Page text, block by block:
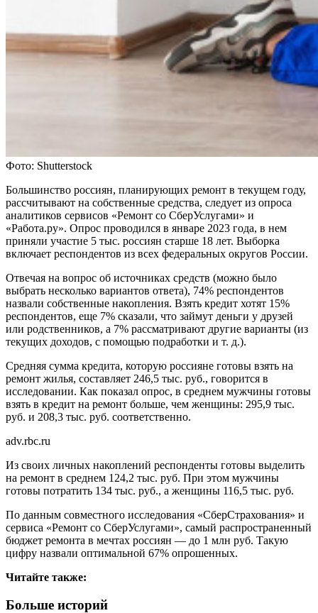
Фото: Shutterstock
Большинство россиян, планирующих ремонт в текущем году,
рассчитывают на собственные средства, следует из опроса
аналитиков сервисов «Ремонт со СберУслугами» и
«Работа.ру». Опрос проводился в январе 2023 года, в нем
приняли участие 5 тыс. россиян старше 18 лет. Выборка
включает респондентов из всех федеральных округов России.
Отвечая на вопрос об источниках средств (можно было
выбрать несколько вариантов ответа), 74% респондентов
назвали собственные накопления. Взять кредит хотят 15%
респондентов, еще 7% сказали, что займут деньги у друзей
или родственников, а 7% рассматривают другие варианты (из
текущих доходов, с помощью подработки и т. д.).
Средняя сумма кредита, которую россияне готовы взять на
ремонт жилья, составляет 246,5 тыс. руб., говорится в
исследовании. Как показал опрос, в среднем мужчины готовы
взять в кредит на ремонт больше, чем женщины: 295,9 тыс.
руб. и 208,3 тыс. руб. соответственно.
adv.rbc.ru
Из своих личных накоплений респонденты готовы выделить
на ремонт в среднем 124,2 тыс. руб. При этом мужчины
готовы потратить 134 тыс. руб., а женщины 116,5 тыс. руб.
По данным совместного исследования «СберСтрахования» и
сервиса «Ремонт со СберУслугами», самый распространенный
бюджет ремонта в мечтах россиян — до 1 млн руб. Такую
цифру назвали оптимальной 67% опрошенных.
Читайте также:
Больше историй